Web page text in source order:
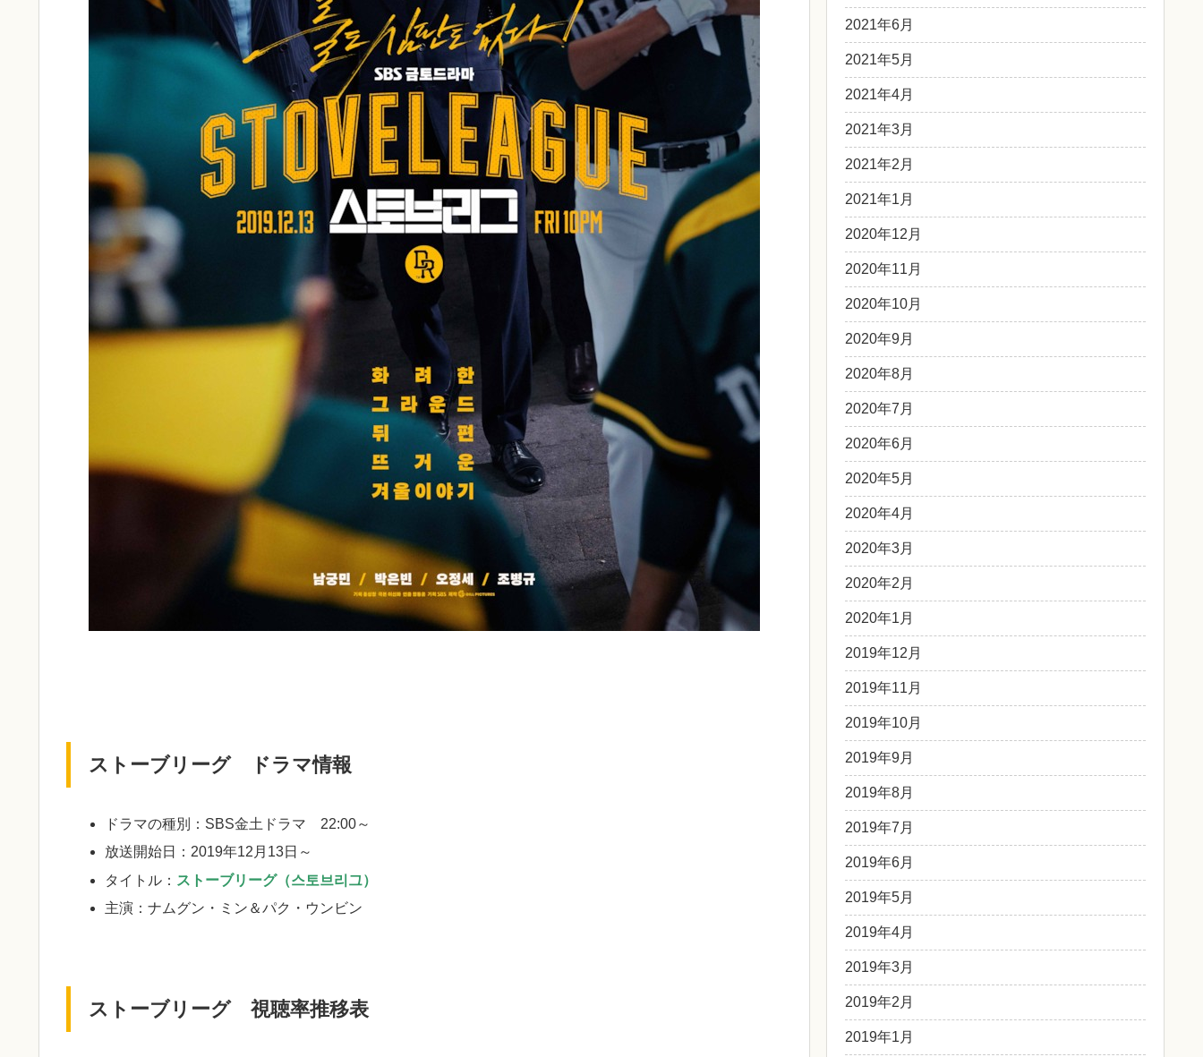
ストーブリーグ ドラマ情報
ドラマの種別：SBS金土ドラマ 22:00～
放送開始日：2019年12月13日～
タイトル： ストーブリーグ（스토브리그）
主演：ナムグン・ミン＆パク・ウンビン
ストーブリーグ 視聴率推移表
2021年6月
2021年5月
2021年4月
2021年3月
2021年2月
2021年1月
2020年12月
2020年11月
2020年10月
2020年9月
2020年8月
2020年7月
2020年6月
2020年5月
2020年4月
2020年3月
2020年2月
2020年1月
2019年12月
2019年11月
2019年10月
2019年9月
2019年8月
2019年7月
2019年6月
2019年5月
2019年4月
2019年3月
2019年2月
2019年1月